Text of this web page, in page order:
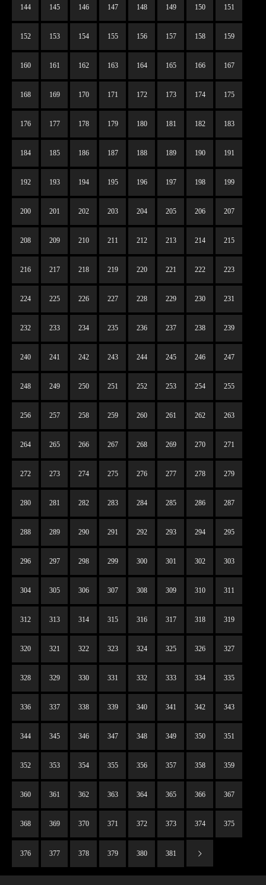
144 145 146 147 148 149 150 151
152 153 154 155 156 157 158 159
160 161 162 163 164 165 166 167
168 169 170 171 172 173 174 175
176 177 178 179 180 181 182 183
184 185 186 187 188 189 190 191
192 193 194 195 196 197 198 199
200 201 202 203 204 205 206 207
208 209 210 211 212 213 214 215
216 217 218 219 220 221 222 223
224 225 226 227 228 229 230 231
232 233 234 235 236 237 238 239
240 241 242 243 244 245 246 247
248 249 250 251 252 253 254 255
256 257 258 259 260 261 262 263
264 265 266 267 268 269 270 271
272 273 274 275 276 277 278 279
280 281 282 283 284 285 286 287
288 289 290 291 292 293 294 295
296 297 298 299 300 301 302 303
304 305 306 307 308 309 310 311
312 313 314 315 316 317 318 319
320 321 322 323 324 325 326 327
328 329 330 331 332 333 334 335
336 337 338 339 340 341 342 343
344 345 346 347 348 349 350 351
352 353 354 355 356 357 358 359
360 361 362 363 364 365 366 367
368 369 370 371 372 373 374 375
376 377 378 379 380 381